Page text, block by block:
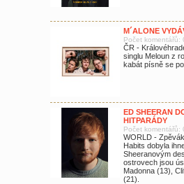
M´ALONE
Počet komentářů:
ČR -
singlu Meloun z
kabát písně se
ED SHEERAN
HITPARÁDY
Počet komentářů:
WORLD -
Habits dobyla
Sheeranovým
ostrovech jsou
Madonna (13),
(21).